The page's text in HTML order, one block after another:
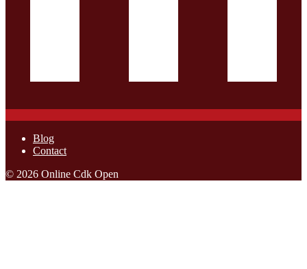
Blog
Contact
© 2026 Online Cdk Open